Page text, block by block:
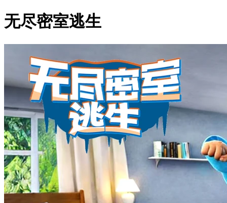
无尽密室逃生